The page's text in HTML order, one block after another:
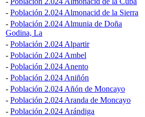
- Población 2.024 Almonacid de la Sierra
- Población 2.024 Almunia de Doña
Godina, La
- Población 2.024 Alpartir
- Población 2.024 Ambel
- Población 2.024 Anento
- Población 2.024 Aniñón
- Población 2.024 Añón de Moncayo
- Población 2.024 Aranda de Moncayo
- Población 2.024 Arándiga